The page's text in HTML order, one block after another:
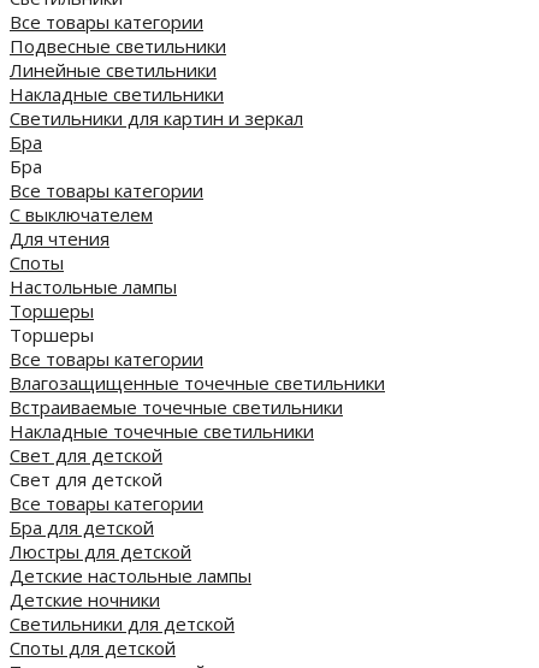
Все товары категории
Подвесные светильники
Линейные светильники
Накладные светильники
Светильники для картин и зеркал
Бра
Бра
Все товары категории
С выключателем
Для чтения
Споты
Настольные лампы
Торшеры
Торшеры
Все товары категории
Влагозащищенные точечные светильники
Встраиваемые точечные светильники
Накладные точечные светильники
Свет для детской
Свет для детской
Все товары категории
Бра для детской
Люстры для детской
Детские настольные лампы
Детские ночники
Светильники для детской
Споты для детской